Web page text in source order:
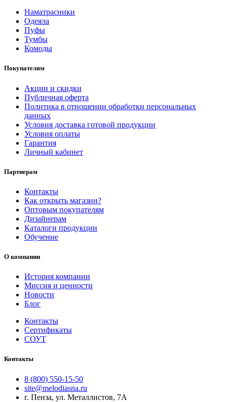
Наматрасники
Одеяла
Пуфы
Тумбы
Комоды
Покупателям
Акции и скидки
Публичная оферта
Политика в отношении обработки персональных
данных
Условия доставка готовой продукции
Условия оплаты
Гарантия
Личный кабинет
Партнерам
Контакты
Как открыть магазин?
Оптовым покупателям
Дизайнерам
Каталоги продукции
Обучение
О компании
История компании
Миссия и ценности
Новости
Блог
Контакты
Сертификаты
СОУТ
Контакты
8 (800) 550-15-50
site@melodiasna.ru
г. Пенза, ул. Металлистов, 7А